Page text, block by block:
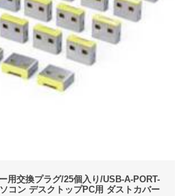
用交換プラグ/25個入り/USB-A-PORT-
コン デスクトップPC用 ダストカバー